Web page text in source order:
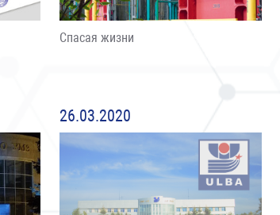
Спасая жизни
26.03.2020